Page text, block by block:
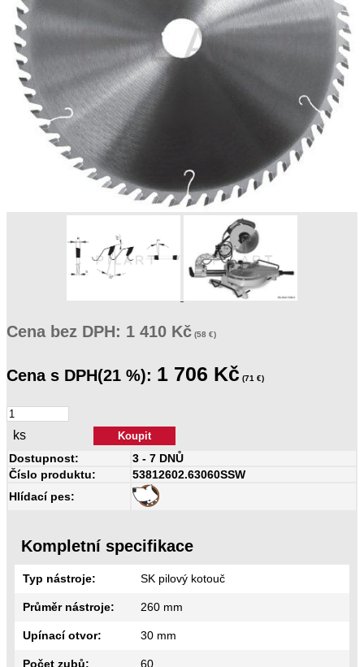
Cena bez DPH: 1 410 Kč (58 €)
Cena s DPH(21 %): 1 706 Kč (71 €)
ks
Dostupnost:
3 - 7 DNŮ
Číslo produktu:
53812602.63060SSW
Hlídací pes:
Kompletní specifikace
Typ nástroje: SK pilový kotouč
Průměr nástroje: 260 mm
Upínací otvor: 30 mm
Počet zubů: 60